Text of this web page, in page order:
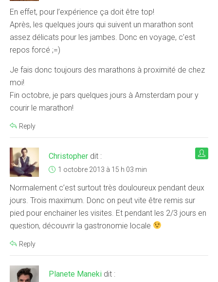
En effet, pour l’expérience ça doit être top!
Après, les quelques jours qui suivent un marathon sont
assez délicats pour les jambes. Donc en voyage, c’est
repos forcé ;=)
Je fais donc toujours des marathons à proximité de chez
moi!
Fin octobre, je pars quelques jours à Amsterdam pour y
courir le marathon!
Reply
Christopher dit :
1 octobre 2013 à 15 h 03 min
Normalement c’est surtout très douloureux pendant deux
jours. Trois maximum. Donc on peut vite être remis sur
pied pour enchainer les visites. Et pendant les 2/3 jours en
question, découvrir la gastronomie locale
Reply
Planete Maneki dit :